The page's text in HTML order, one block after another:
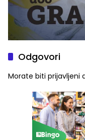
Odgovori
Morate biti prijavljeni